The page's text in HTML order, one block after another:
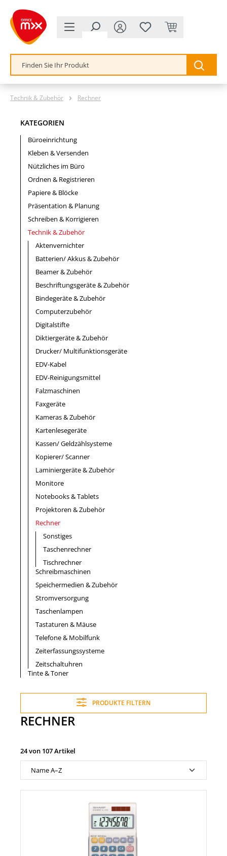
springen
Technik & Zubehör Rechner
KATEGORIEN
Büroeinrichtung
Kleben & Versenden
Nützliches im Büro
Ordnen & Registrieren
Papiere & Blöcke
Präsentation & Planung
Schreiben & Korrigieren
Technik & Zubehör
Aktenvernichter
Batterien/ Akkus & Zubehör
Beamer & Zubehör
Beschriftungsgeräte & Zubehör
Bindegeräte & Zubehör
Computerzubehör
Digitalstifte
Diktiergeräte & Zubehör
Drucker/ Multifunktionsgeräte
EDV-Kabel
EDV-Reinigungsmittel
Falzmaschinen
Faxgeräte
Kameras & Zubehör
Kartenlesegeräte
Kassen/ Geldzählsysteme
Kopierer/ Scanner
Laminiergeräte & Zubehör
Monitore
Notebooks & Tablets
Projektoren & Zubehör
Rechner
Sonstiges
Taschenrechner
Tischrechner
Schreibmaschinen
Speichermedien & Zubehör
Stromversorgung
Taschenlampen
Tastaturen & Mäuse
Telefone & Mobilfunk
Zeiterfassungssysteme
Zeitschaltuhren
Tinte & Toner
PRODUKTE FILTERN
RECHNER
24 von 107 Artikel